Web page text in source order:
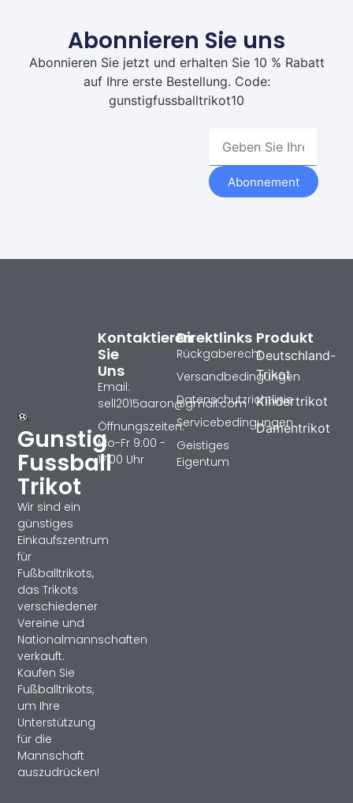
Abonnieren Sie uns
Abonnieren Sie jetzt und erhalten Sie 10 % Rabatt
auf Ihre erste Bestellung. Code:
gunstigfussballtrikot10
Abonnement
Gunstig
Fussball
Trikot
Wir sind ein
günstiges
Einkaufszentrum
für
Fußballtrikots,
das Trikots
verschiedener
Vereine und
Nationalmannschaften
verkauft.
Kaufen Sie
Fußballtrikots,
um Ihre
Unterstützung
für die
Mannschaft
auszudrücken!
Produkt
Deutschland-
Trikot
Kindertrikot
Damentrikot
Direktlinks
Rückgaberecht
Versandbedingungen
Datenschutzrichtlinie
Servicebedingungen
Geistiges
Eigentum
Kontaktieren
Sie
Uns
Email:
sell2015aaron@gmail.com
Öffnungszeiten:
Mo-Fr 9:00 -
17:00 Uhr